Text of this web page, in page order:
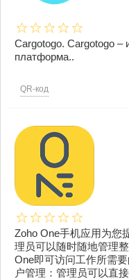
Cargotogo. Cargotogo –
платформа..
QR-код
Zoho One手机应用为您
理员可以随时随地管理
One即可访问工作所需
户管理：管理员可以直